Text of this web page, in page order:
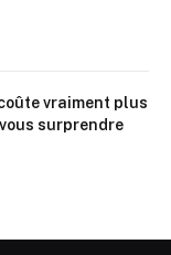
vraiment plus
surprendre